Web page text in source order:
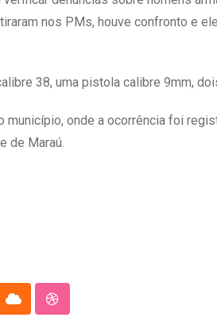
nos PMs, houve confronto e
38, uma pistola calibre 9mm,
município, onde a ocorrência foi
de Maraú.
Cloud StumbleUpon